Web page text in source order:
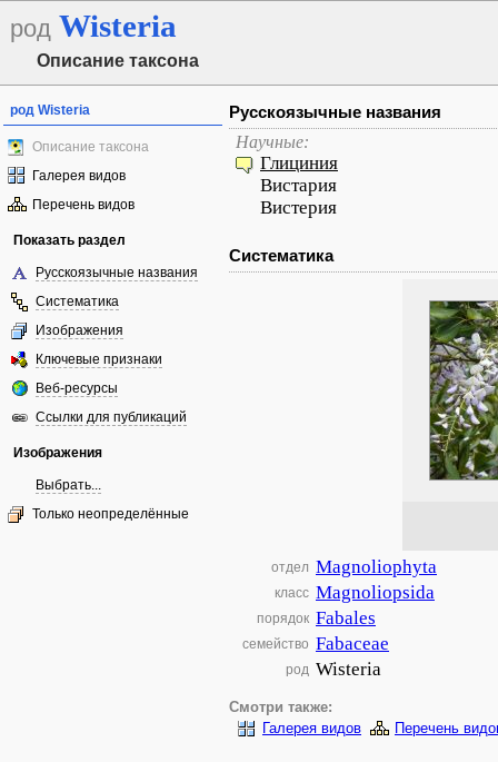
род Wisteria
Описание таксона
род Wisteria
Описание таксона
Галерея видов
Перечень видов
Показать раздел
Русскоязычные названия
Систематика
Изображения
Ключевые признаки
Веб-ресурсы
Ссылки для публикаций
Изображения
Выбрать...
Только неопределённые
Русскоязычные названия
Научные:
Глициния
Вистария
Вистерия
Систематика
отдел Magnoliophyta
класс Magnoliopsida
порядок Fabales
семейство Fabaceae
род Wisteria
Смотри также:
Галерея видов
Перечень